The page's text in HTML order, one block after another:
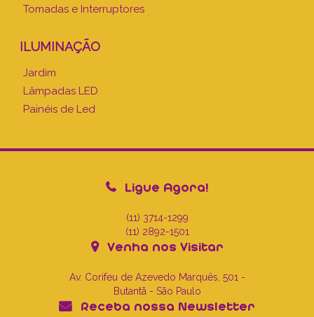
Tomadas e Interruptores
ILUMINAÇÃO
Jardim
Lâmpadas LED
Painéis de Led
Ligue Agora!
(11) 3714-1299
(11) 2892-1501
Venha nos Visitar
Av. Corifeu de Azevedo Marquês, 501 -
Butantã - São Paulo
Receba nossa Newsletter